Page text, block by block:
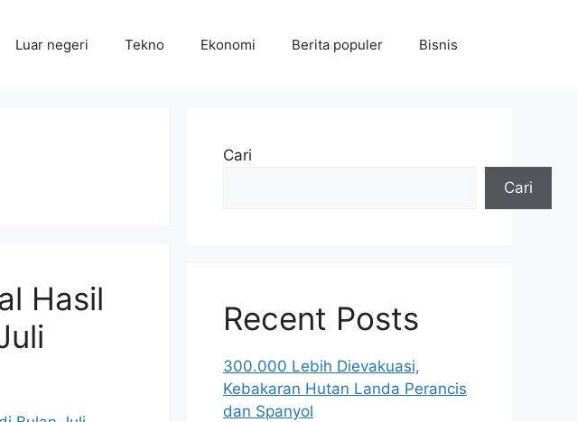
Luar negeri Tekno Ekonomi Berita populer Bisnis
Hasil
Cari
Cari
Recent Posts
300.000 Lebih Dievakuasi,
Kebakaran Hutan Landa Perancis
dan Spanyol